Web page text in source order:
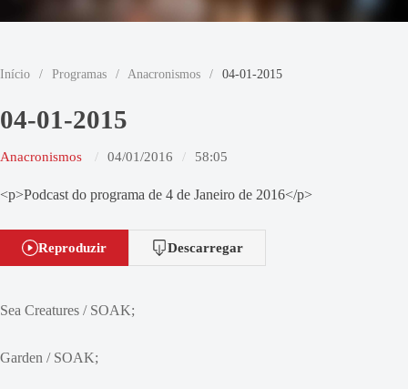
Início / Programas / Anacronismos / 04-01-2015
04-01-2015
Anacronismos 04/01/2016 58:05
<p>Podcast do programa de 4 de Janeiro de 2016</p>
Reproduzir Descarregar
Sea Creatures / SOAK;
Garden / SOAK;